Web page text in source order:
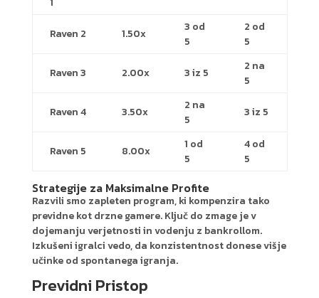
Raven 2 1.50x
3 od
5
2 od
5
Raven 3 2.00x 3 iz 5
2 na
5
Raven 4 3.50x
2 na
5
3 iz 5
Raven 5 8.00x
1 od
5
4 od
5
Strategije za Maksimalne Profite
Razvili smo zapleten program, ki kompenzira tako
previdne kot drzne gamere. Ključ do zmage je v
dojemanju verjetnosti in vodenju z bankrollom.
Izkušeni igralci vedo, da konzistentnost donese višje
učinke od spontanega igranja.
Previdni Pristop